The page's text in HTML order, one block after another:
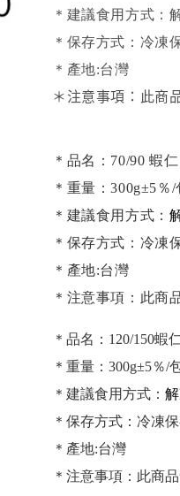
＊建議食用方式：
＊保存方式：冷凍
＊產地:台灣
＊注意事項：此商
＊品名：70/90 蝦仁
＊重量：300g±5％/
＊建議食用方式：
＊保存方式：冷凍
＊產地:台灣
＊注意事項：此商
＊品名：120/150蝦
＊重量：300g±5％/
＊建議食用方式：
＊保存方式：冷凍
＊產地:台灣
＊注意事項：此商